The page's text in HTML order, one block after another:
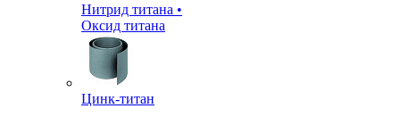
Нитрид титана •
Оксид титана
Цинк-титан